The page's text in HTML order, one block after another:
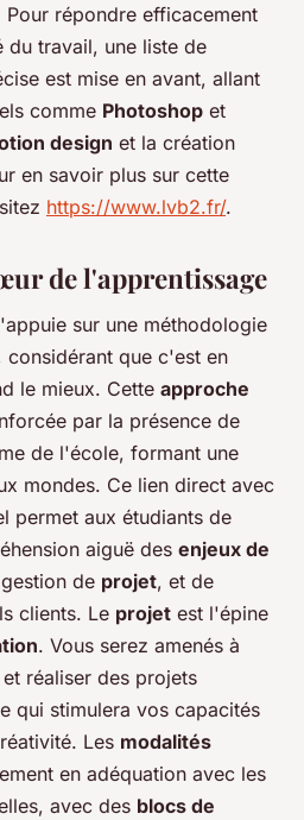
Pour répondre efficacement
du travail, une liste de
est mise en avant, allant
comme Photoshop et
design et la création
en savoir plus sur cette
https://www.lvb2.fr/.
de l'apprentissage
sur une méthodologie
que c'est en
le mieux. Cette approche
par la présence de
de l'école, formant une
mondes. Ce lien direct avec
permet aux étudiants de
aiguë des enjeux de
de projet, et de
clients. Le projet est l'épine
. Vous serez amenés à
réaliser des projets
qui stimulera vos capacités
Les modalités
en adéquation avec les
avec des blocs de